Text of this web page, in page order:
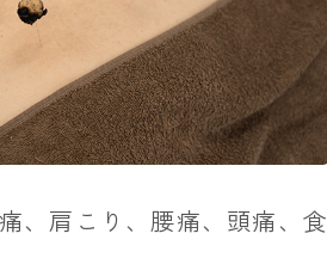
、肩こり、腰痛、頭痛、食